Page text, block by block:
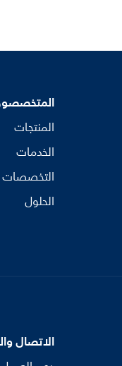
المنتجات
الخدمات
التخصصات
الحلول
الاتصال